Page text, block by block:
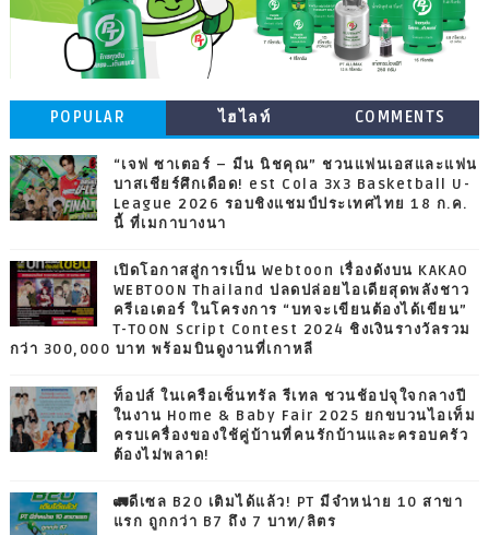
POPULAR ไฮไลท์ COMMENTS
“เจฟ ซาเตอร์ – มีน นิชคุณ” ชวนแฟนเอสและแฟน
บาสเชียร์ศึกเดือด! est Cola 3x3 Basketball U-
League 2026 รอบชิงแชมป์ประเทศไทย 18 ก.ค.
นี้ ที่เมกาบางนา
เปิดโอกาสสู่การเป็น Webtoon เรื่องดังบน KAKAO
WEBTOON Thailand ปลดปล่อยไอเดียสุดพลังชาว
ครีเอเตอร์ ในโครงการ “บทจะเขียนต้องได้เขียน”
T-TOON Script Contest 2024 ชิงเงินรางวัลรวม
กว่า 300,000 บาท พร้อมบินดูงานที่เกาหลี
ท็อปส์ ในเครือเซ็นทรัล รีเทล ชวนช้อปจุใจกลางปี
ในงาน Home & Baby Fair 2025 ยกขบวนไอเท็ม
ครบเครื่องของใช้คู่บ้านที่คนรักบ้านและครอบครัว
ต้องไม่พลาด!
🚛ดีเซล B20 เติมได้แล้ว! PT มีจำหน่าย 10 สาขา
แรก ถูกกว่า B7 ถึง 7 บาท/ลิตร